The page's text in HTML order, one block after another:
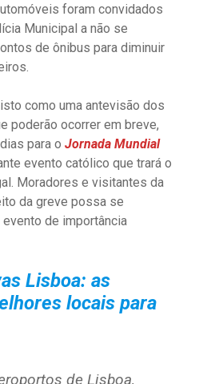
foram convidados
Municipal a não se
de ônibus para diminuir
como uma antevisão dos
poderão ocorrer em breve,
para o Jornada Mundial
evento católico que trará o
Moradores e visitantes da
da greve possa se
de importância
Lisboa: as
locais para
de Lisboa,